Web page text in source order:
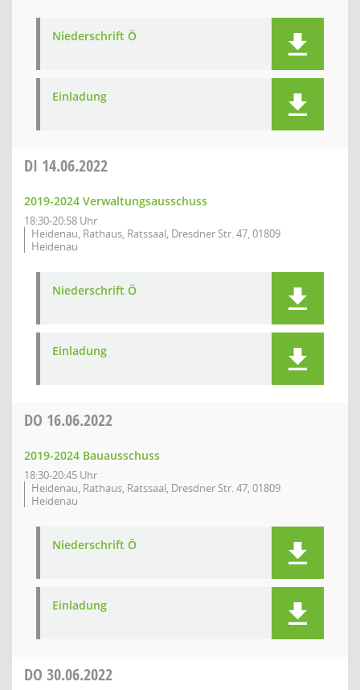
Niederschrift Ö
Einladung
DI 14.06.2022
2019-2024 Verwaltungsausschuss
18:30-20:58 Uhr
Heidenau, Rathaus, Ratssaal, Dresdner Str. 47, 01809
Heidenau
Niederschrift Ö
Einladung
DO 16.06.2022
2019-2024 Bauausschuss
18:30-20:45 Uhr
Heidenau, Rathaus, Ratssaal, Dresdner Str. 47, 01809
Heidenau
Niederschrift Ö
Einladung
DO 30.06.2022